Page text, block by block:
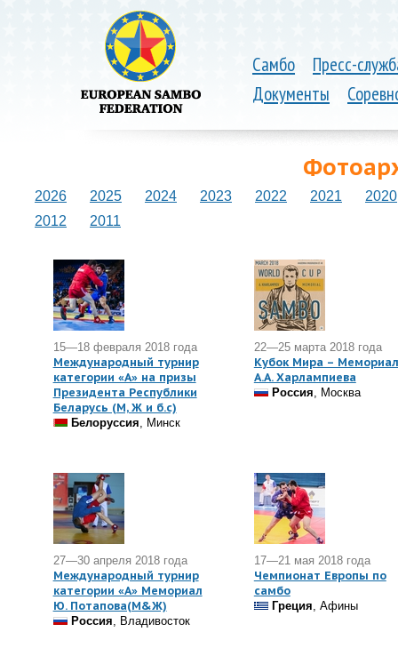
Самбо
Пресс-
Документы
2026 2025 2024 2023 2022 2021
2020
2012
2011
15—18 февраля 2018 года
Международный турнир
категории «А» на призы
Президента Республики
Беларусь (М, Ж и б.с)
Белоруссия , Минск
22—25 марта 2018 года
Кубок Мира – Мемориал
А.А. Харлампиева
Россия , Москва
27—30 апреля 2018 года
Международный турнир
категории «А» Мемориал
Ю. Потапова(M&Ж)
Россия , Владивосток
17—21 мая 2018 года
Чемпионат Европы по
самбо
Греция , Афины